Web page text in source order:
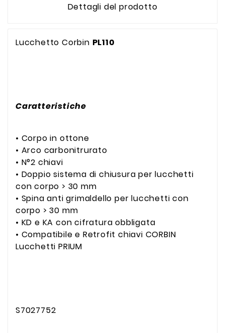
Dettagli del prodotto
Lucchetto Corbin PL110
Caratteristiche
• Corpo in ottone
• Arco carbonitrurato
• N°2 chiavi
• Doppio sistema di chiusura per lucchetti
con corpo > 30 mm
• Spina anti grimaldello per lucchetti con
corpo > 30 mm
• KD e KA con cifratura obbligata
• Compatibile e Retrofit chiavi CORBIN
Lucchetti PRIUM
S7027752